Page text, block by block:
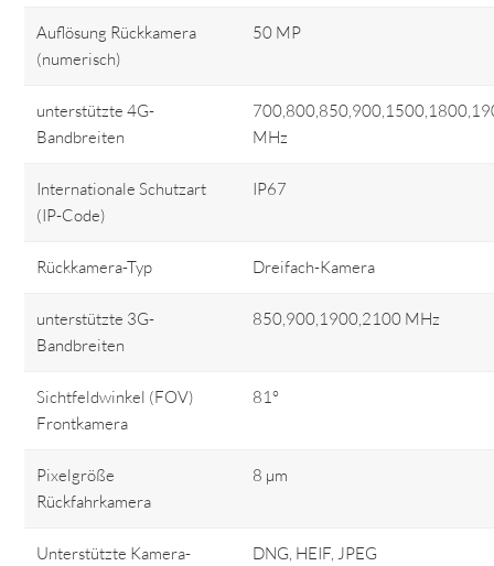
Auflösung Rückkamera
(numerisch)
50 MP
unterstützte 4G-
Bandbreiten
MHz
Internationale Schutzart
(IP-Code)
IP67
Rückkamera-Typ Dreifach-Kamera
unterstützte 3G-
Bandbreiten
850,900,1900,2100 MHz
Sichtfeldwinkel (FOV)
Frontkamera
81°
Pixelgröße
Rückfahrkamera
8 µm
Unterstützte Kamera-
DNG, HEIF, JPEG